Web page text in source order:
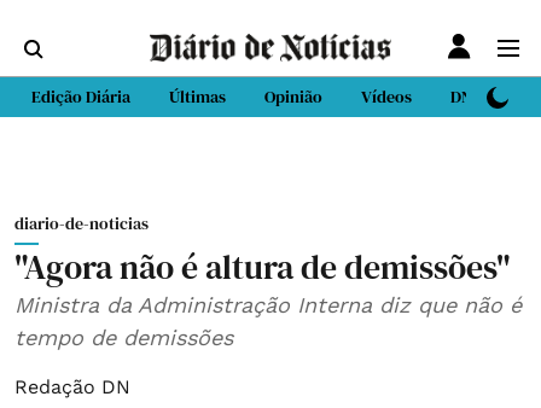
Edição Diária Últimas Opinião Vídeos DN Sport
diario-de-noticias
"Agora não é altura de demissões"
Ministra da Administração Interna diz que não é
tempo de demissões
Redação DN